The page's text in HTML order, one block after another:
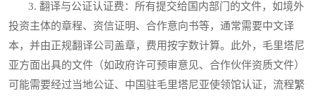
3. 翻译与公证认证费：所有提交给国内部门的文件，如境外
投资主体的章程、资信证明、合作意向书等，通常需要中文译
本，并由正规翻译公司盖章，费用按字数计算。此外，毛里塔尼
亚方面出具的文件（如政府许可预审意见、合作伙伴资质文件）
可能需要经过当地公证、中国驻毛里塔尼亚使领馆认证，流程繁